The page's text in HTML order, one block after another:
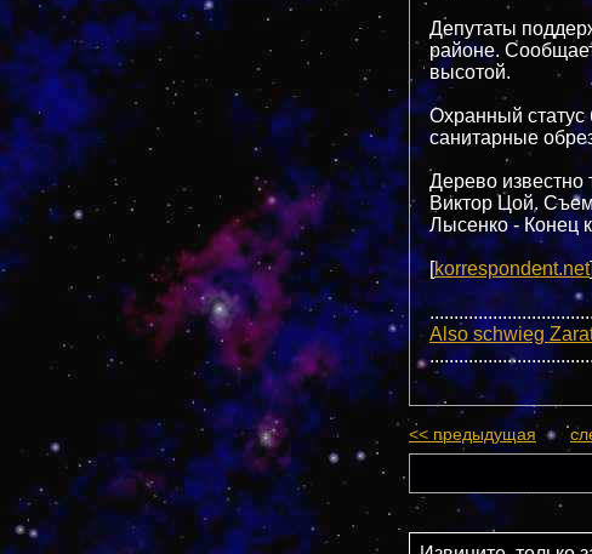
Депутаты
районе.
высотой.
Охранный статус
санитарные
Дерево известно
Виктор Цой.
Лысенко - Конец
[korrespondent.net
Also schwieg
<< предыдущая